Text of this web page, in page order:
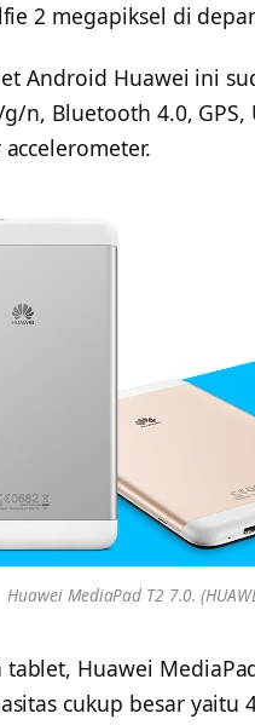
2 megapiksel di
Android Huawei ini
n, Bluetooth 4.0, GPS,
Huawei MediaPad T2 7.0.
Huawei
cukup besar yaitu